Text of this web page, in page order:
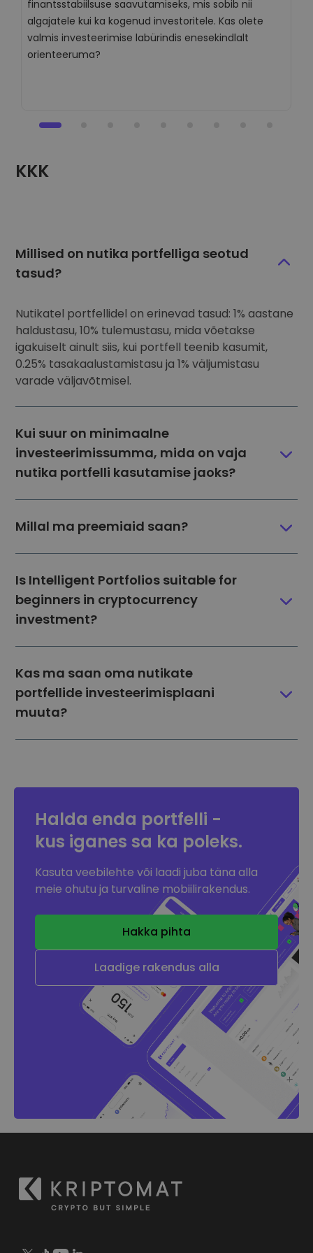
finantsstabiilsuse saavutamiseks, mis sobib nii
algajatele kui ka kogenud investoritele. Kas olete
valmis investeerimise labürindis enesekindlalt
orienteeruma?
KKK
Millised on nutika portfelliga seotud
tasud?
Nutikatel portfellidel on erinevad tasud: 1% aastane
haldustasu, 10% tulemustasu, mida võetakse
igakuiselt ainult siis, kui portfell teenib kasumit,
0.25% tasakaalustamistasu ja 1% väljumistasu
varade väljavõtmisel.
Kui suur on minimaalne
investeerimissumma, mida on vaja
nutika portfelli kasutamise jaoks?
Millal ma preemiaid saan?
Is Intelligent Portfolios suitable for
beginners in cryptocurrency
investment?
Kas ma saan oma nutikate
portfellide investeerimisplaani
muuta?
Halda enda portfelli -
kus iganes sa ka poleks.
Kasuta veebilehte või laadi juba täna alla
meie ohutu ja turvaline mobiilirakendus.
Hakka pihta
Laadige rakendus alla